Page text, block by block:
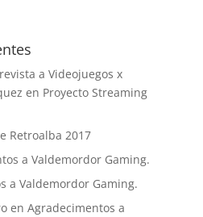
a Videojuegos x
en Proyecto Streaming
Retroalba 2017
a Valdemordor Gaming.
a Valdemordor Gaming.
en Agradecimentos a